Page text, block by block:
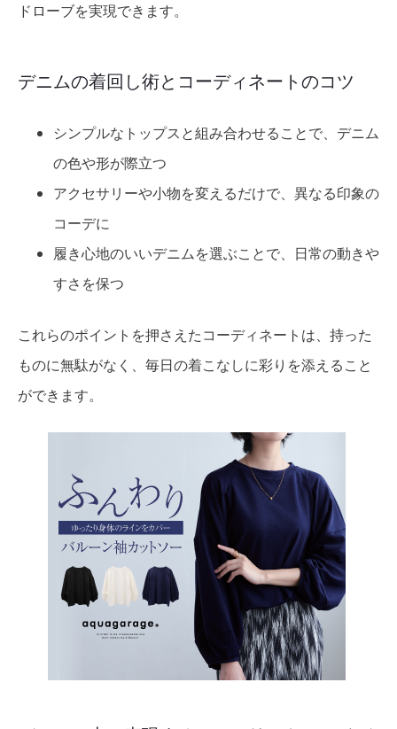
ドローブを実現できます。
デニムの着回し術とコーディネートのコツ
シンプルなトップスと組み合わせることで、デニム
の色や形が際立つ
アクセサリーや小物を変えるだけで、異なる印象の
コーデに
履き心地のいいデニムを選ぶことで、日常の動きや
すさを保つ
これらのポイントを押さえたコーディネートは、持った
ものに無駄がなく、毎日の着こなしに彩りを添えること
ができます。